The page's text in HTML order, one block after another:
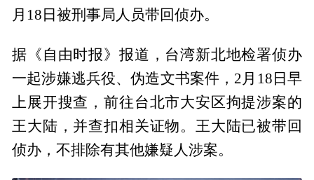
月18日被刑事局人员带回侦办。
据《自由时报》报道，台湾新北地检署侦办
一起涉嫌逃兵役、伪造文书案件，2月18日早
上展开搜查，前往台北市大安区拘提涉案的
王大陆，并查扣相关证物。王大陆已被带回
侦办，不排除有其他嫌疑人涉案。